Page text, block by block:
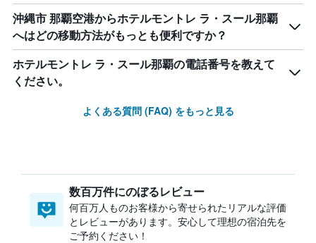
沖縄市 那覇空港からホテルモントレ ラ・スール那覇
へはどの移動方法がもっとも便利ですか？
ホテルモントレ ラ・スール那覇の電話番号を教えて
ください。
よくある質問 (FAQ) をもっと見る
数百万件にのぼるレビュー
何百万人ものお客様から寄せられたリアルな評価
とレビューがあります。安心して理想の宿泊先を
ご予約ください！